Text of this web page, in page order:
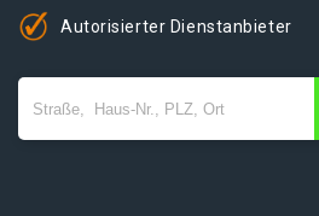
Autorisierter Dienstanbieter